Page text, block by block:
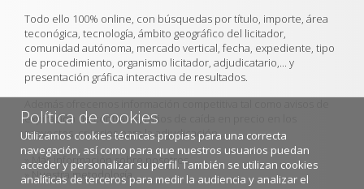
Política de cookies
Utilizamos cookies técnicas propias para una correcta
navegación, así como para que nuestros usuarios puedan
acceder y personalizar su perfil. También se utilizan cookies
analíticas de terceros para medir la audiencia y analizar el
Todo ello 100% online, con búsquedas por título, importe, área
teconógica, tecnología, ámbito geográfico del licitador,
comunidad autónoma, mercado vertical, fecha, expediente, tipo
de procedimiento, organismo licitador, adjudicatario,... y
presentación gráfica interactiva de resultados.
expiración de contratos, ratios de caída en precio en los
proyectos, criterios para la adjudicación...
»Más información sobre nosotros
»Nuestra metodología